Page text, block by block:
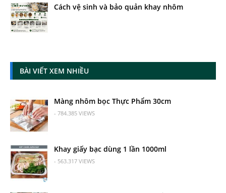
Cách vệ sinh và bảo quản khay nhôm
BÀI VIẾT XEM NHIỀU
Màng nhôm bọc Thực Phẩm 30cm
- 784.385 VIEWS
Khay giấy bạc dùng 1 lần 1000ml
- 563.317 VIEWS